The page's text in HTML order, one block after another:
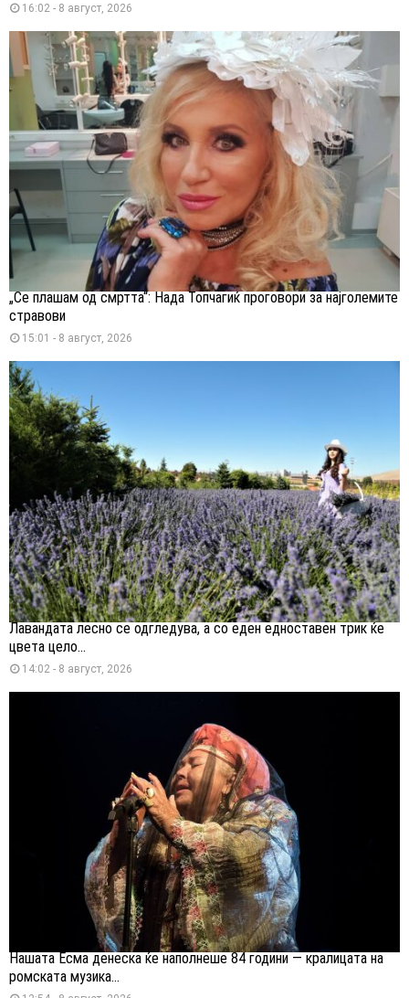
16:02 - 8 август, 2026
„Се плашам од смртта“: Нада Топчагиќ проговори за најголемите
стравови
15:01 - 8 август, 2026
Лавандата лесно се одгледува, а со еден едноставен трик ќе
цвета цело...
14:02 - 8 август, 2026
Нашата Есма денеска ќе наполнеше 84 години — кралицата на
ромската музика...